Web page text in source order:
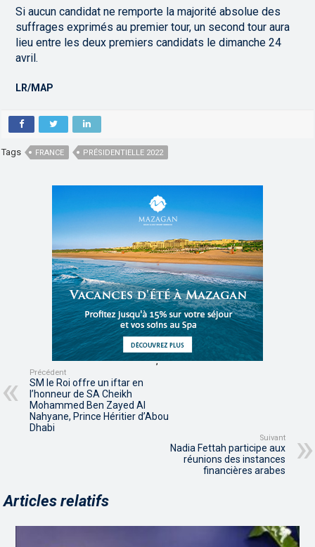
Si aucun candidat ne remporte la majorité absolue des
suffrages exprimés au premier tour, un second tour aura
lieu entre les deux premiers candidats le dimanche 24
avril.
LR/MAP
Tags FRANCE PRÉSIDENTIELLE 2022
,,
,,
Précédent
SM le Roi offre un iftar en
l’honneur de SA Cheikh
Mohammed Ben Zayed Al
Nahyane, Prince Héritier d’Abou
Dhabi
Suivant
Nadia Fettah participe aux
réunions des instances
financières arabes
Articles relatifs